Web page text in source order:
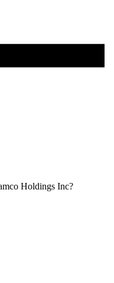
Holdings Inc?